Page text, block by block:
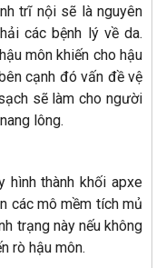
trĩ nội sẽ là nguyên
các bệnh lý về da.
môn khiến cho hậu
cạnh đó vấn đề vệ
sẽ làm cho người
lông.
hình thành khối apxe
các mô mềm tích mủ
trạng này nếu không
rò hậu môn.